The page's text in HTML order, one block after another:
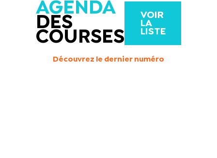
AGENDA
DES
COURSES
VOIR
LA
LISTE
Découvrez le dernier numéro